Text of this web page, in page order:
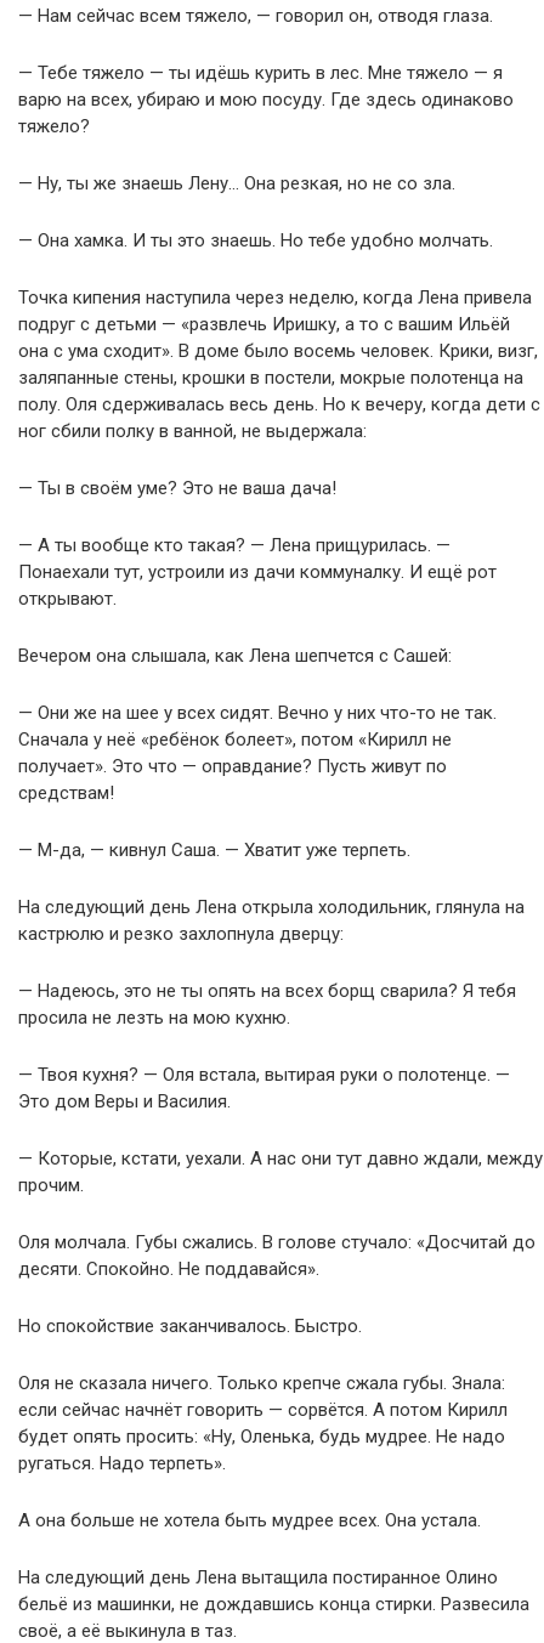
— Нам сейчас всем тяжело, — говорил он, отводя глаза.
— Тебе тяжело — ты идёшь курить в лес. Мне тяжело — я
варю на всех, убираю и мою посуду. Где здесь одинаково
тяжело?
— Ну, ты же знаешь Лену… Она резкая, но не со зла.
— Она хамка. И ты это знаешь. Но тебе удобно молчать.
Точка кипения наступила через неделю, когда Лена привела
подруг с детьми — «развлечь Иришку, а то с вашим Ильёй
она с ума сходит». В доме было восемь человек. Крики, визг,
заляпанные стены, крошки в постели, мокрые полотенца на
полу. Оля сдерживалась весь день. Но к вечеру, когда дети с
ног сбили полку в ванной, не выдержала:
— Ты в своём уме? Это не ваша дача!
— А ты вообще кто такая? — Лена прищурилась. —
Понаехали тут, устроили из дачи коммуналку. И ещё рот
открывают.
Вечером она слышала, как Лена шепчется с Сашей:
— Они же на шее у всех сидят. Вечно у них что-то не так.
Сначала у неё «ребёнок болеет», потом «Кирилл не
получает». Это что — оправдание? Пусть живут по
средствам!
— М-да, — кивнул Саша. — Хватит уже терпеть.
На следующий день Лена открыла холодильник, глянула на
кастрюлю и резко захлопнула дверцу:
— Надеюсь, это не ты опять на всех борщ сварила? Я тебя
просила не лезть на мою кухню.
— Твоя кухня? — Оля встала, вытирая руки о полотенце. —
Это дом Веры и Василия.
— Которые, кстати, уехали. А нас они тут давно ждали, между
прочим.
Оля молчала. Губы сжались. В голове стучало: «Досчитай до
десяти. Спокойно. Не поддавайся».
Но спокойствие заканчивалось. Быстро.
Оля не сказала ничего. Только крепче сжала губы. Знала:
если сейчас начнёт говорить — сорвётся. А потом Кирилл
будет опять просить: «Ну, Оленька, будь мудрее. Не надо
ругаться. Надо терпеть».
А она больше не хотела быть мудрее всех. Она устала.
На следующий день Лена вытащила постиранное Олино
бельё из машинки, не дождавшись конца стирки. Развесила
своё, а её выкинула в таз.